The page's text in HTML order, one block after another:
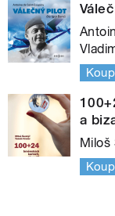
a
Miloš